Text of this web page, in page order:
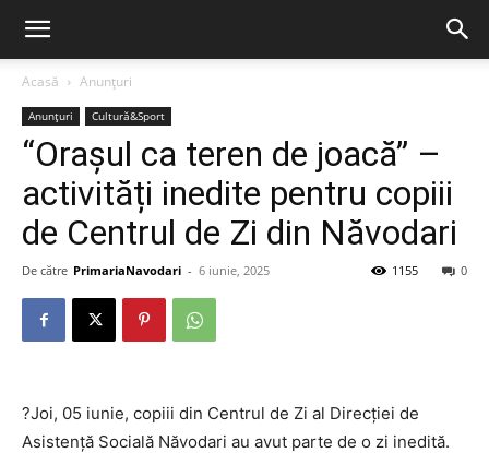
Acasă Anunțuri
Anunțuri Cultură&Sport
“Orașul ca teren de joacă” –
activități inedite pentru copiii
de Centrul de Zi din Năvodari
De către PrimariaNavodari - 6 iunie, 2025 0
1155
?Joi, 05 iunie, copiii din Centrul de Zi al Direcției de
Asistență Socială Năvodari au avut parte de o zi inedită.